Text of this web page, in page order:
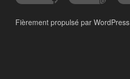
Fièrement propulsé par WordPress